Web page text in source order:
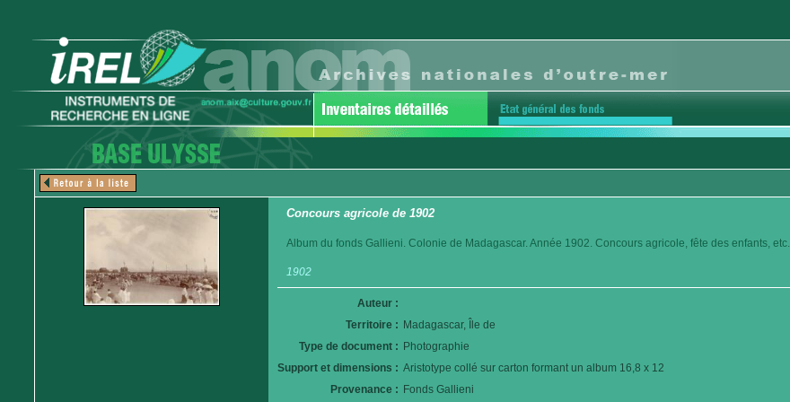
Concours agricole de 1902
Album du fonds Gallieni. Colonie de Madagascar. Année 1902. Concours agricole, fête des enfants, etc...
1902
Auteur :
Territoire : Madagascar, Île de
Type de document : Photographie
Support et dimensions : Aristotype collé sur carton formant un album 16,8 x 12
Provenance : Fonds Gallieni